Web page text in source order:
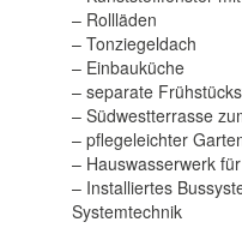
– Rollläden
– Tonziegeldach
– Einbauküche
– separate
– Südwestterrasse
– pflegeleichter
– Hauswasserwerk
– Installiertes
Systemtechnik